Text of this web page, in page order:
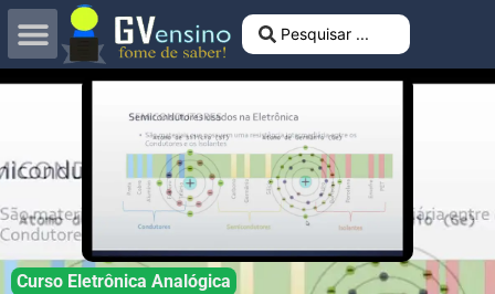
Curso Eletrônica Analógica